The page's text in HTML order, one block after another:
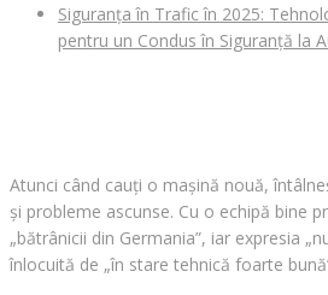
Siguranța în Trafic în 2025:
pentru un Condus în Siguranță la
Atunci când cauți o mașină nouă,
și probleme ascunse. Cu o echipă bine
„bătrânicii din Germania”, iar expresia
înlocuită de „în stare tehnică foarte